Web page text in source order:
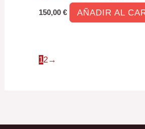
150,00€ AÑADIR AL
12→